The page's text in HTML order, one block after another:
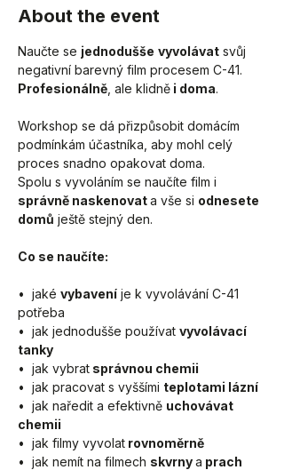
About the event
Naučte se jednodušše vyvolávat svůj
negativní barevný film procesem C-41.
Profesionálně , ale klidně i doma.
Workshop se dá přizpůsobit domácím
podmínkám účastníka, aby mohl celý
proces snadno opakovat doma.
Spolu s vyvoláním se naučíte film i
správně naskenovat a vše si odnesete
domů ještě stejný den.
Co se naučíte:
•  jaké vybavení je k vyvolávání C-41
potřeba
•  jak jednodušše používat vyvolávací
tanky
•  jak vybrat správnou chemii
•  jak pracovat s vyššími teplotami lázní
•  jak naředit a efektivně uchovávat
chemii
•  jak filmy vyvolat rovnoměrně
•  jak nemít na filmech skvrny a prach